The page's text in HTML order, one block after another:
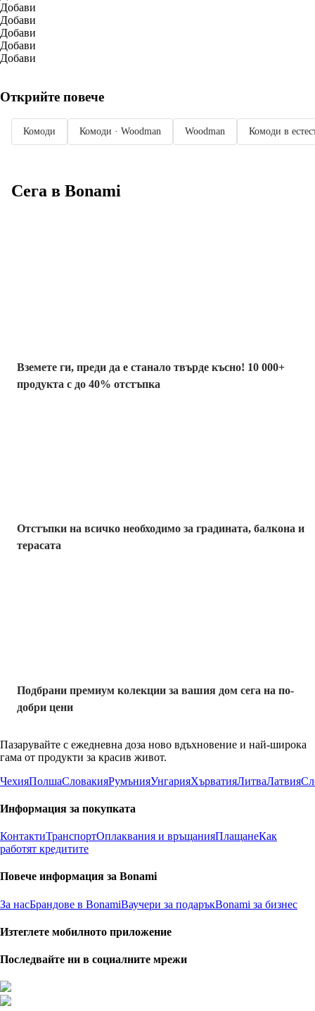
Добави
Добави
Добави
Добави
Добави
Открийте повече
Комоди Комоди · Woodman Woodman Комоди в
Сега в Bonami
Вземете ги, преди да е станало твърде късно! 10 000+
продукта с до 40% отстъпка
Отстъпки на всичко необходимо за градината, балкона и
терасата
Подбрани премиум колекции за вашия дом сега на по-
добри цени
Пазарувайте с ежедневна доза ново вдъхновение и най-широка
гама от продукти за красив живот.
ЧехияПолшаСловакияРумънияУнгарияХърватияЛитваЛатвия
Информация за покупката
КонтактиТранспортОплаквания и връщанияПлащанеКак
работят кредитите
Повече информация за Bonami
За насБрандове в BonamiВаучери за подаръкBonami за бизнес
Изтеглете мобилното приложение
Последвайте ни в социалните мрежи